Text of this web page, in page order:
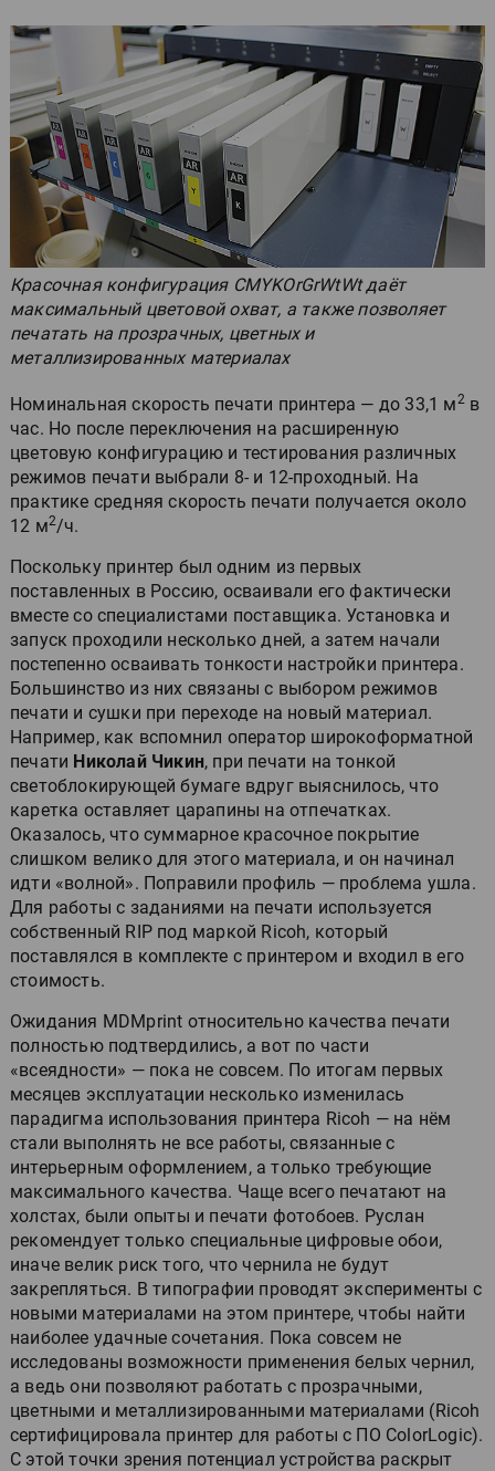
Красочная конфигурация CMYKOrGrWtWt даёт
максимальный цветовой охват, а также позволяет
печатать на прозрачных, цветных и
металлизированных материалах
Номинальная скорость печати принтера — до 33,1 м2в
час. Но после переключения на расширенную
цветовую конфигурацию и тестирования различных
режимов печати выбрали 8- и 12-проходный. На
практике средняя скорость печати получается около
12 м2/ч.
Поскольку принтер был одним из первых
поставленных в Россию, осваивали его фактически
вместе со специалистами поставщика. Установка и
запуск проходили несколько дней, а затем начали
постепенно осваивать тонкости настройки принтера.
Большинство из них связаны с выбором режимов
печати и сушки при переходе на новый материал.
Например, как вспомнил оператор широкоформатной
печати Николай Чикин, при печати на тонкой
светоблокирующей бумаге вдруг выяснилось, что
каретка оставляет царапины на отпечатках.
Оказалось, что суммарное красочное покрытие
слишком велико для этого материала, и он начинал
идти «волной». Поправили профиль — проблема ушла.
Для работы с заданиями на печати используется
собственный RIP под маркой Ricoh, который
поставлялся в комплекте с принтером и входил в его
стоимость.
Ожидания MDMprint относительно качества печати
полностью подтвердились, а вот по части
«всеядности» — пока не совсем. По итогам первых
месяцев эксплуатации несколько изменилась
парадигма использования принтера Ricoh — на нём
стали выполнять не все работы, связанные с
интерьерным оформлением, а только требующие
максимального качества. Чаще всего печатают на
холстах, были опыты и печати фотобоев. Руслан
рекомендует только специальные цифровые обои,
иначе велик риск того, что чернила не будут
закрепляться. В типографии проводят эксперименты с
новыми материалами на этом принтере, чтобы найти
наиболее удачные сочетания. Пока совсем не
исследованы возможности применения белых чернил,
а ведь они позволяют работать с прозрачными,
цветными и металлизированными материалами (Ricoh
сертифицировала принтер для работы с ПО ColorLogic).
С этой точки зрения потенциал устройства раскрыт